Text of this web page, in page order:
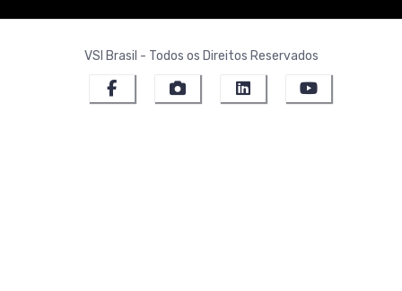
VSI Brasil - Todos os Direitos Reservados